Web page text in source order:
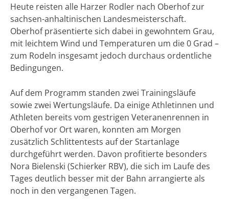
Heute reisten alle Harzer Rodler nach Oberhof zur
sachsen-anhaltinischen Landesmeisterschaft.
Oberhof präsentierte sich dabei in gewohntem Grau,
mit leichtem Wind und Temperaturen um die 0 Grad –
zum Rodeln insgesamt jedoch durchaus ordentliche
Bedingungen.
Auf dem Programm standen zwei Trainingsläufe
sowie zwei Wertungsläufe. Da einige Athletinnen und
Athleten bereits vom gestrigen Veteranenrennen in
Oberhof vor Ort waren, konnten am Morgen
zusätzlich Schlittentests auf der Startanlage
durchgeführt werden. Davon profitierte besonders
Nora Bielenski (Schierker RBV), die sich im Laufe des
Tages deutlich besser mit der Bahn arrangierte als
noch in den vergangenen Tagen.